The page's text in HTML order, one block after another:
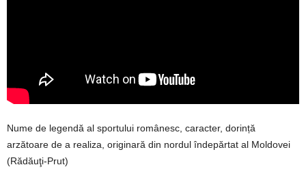
Nume de legendă al sportului românesc, caracter, dorință
arzătoare de a realiza, originară din nordul îndepărtat al Moldovei
(Rădăuţi-Prut)